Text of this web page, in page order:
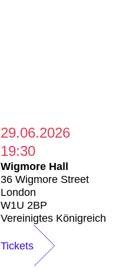
29.06.2026
19:30
Wigmore Hall
36 Wigmore Street
London
W1U 2BP
Vereinigtes Königreich
Tickets